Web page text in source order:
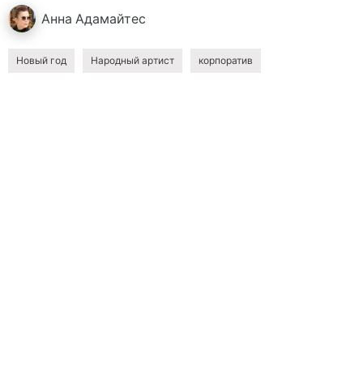
Анна Адамайтес
Новый год Народный артист корпоратив